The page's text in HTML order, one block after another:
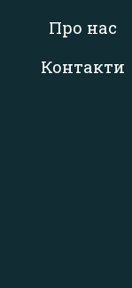
Про нас
Контакти